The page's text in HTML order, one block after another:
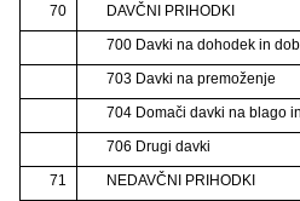
70
DAVČNI PRIHODKI
700 Davki na dohodek in
703 Davki na premoženje
704 Domači davki na blago
706 Drugi davki
71
NEDAVČNI PRIHODKI